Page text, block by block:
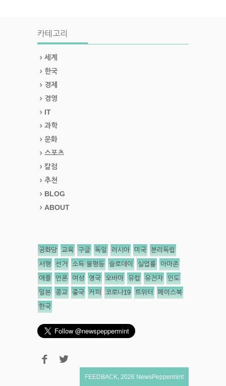
카테고리
세계
한국
경제
경영
IT
과학
문화
스포츠
칼럼
추천
BLOG
ABOUT
공화당 교육 구글 독일 러시아 미국 분리독립
서평 선거 소득 불평등 슬로데이 실업률 아마존
애플 언론 여성 영국 오바마 유럽 유전자 인도
일본 종교 중국 커피 코로나19 트위터 페이스북
한국
FEEDBACK 2026 NewsPeppermint